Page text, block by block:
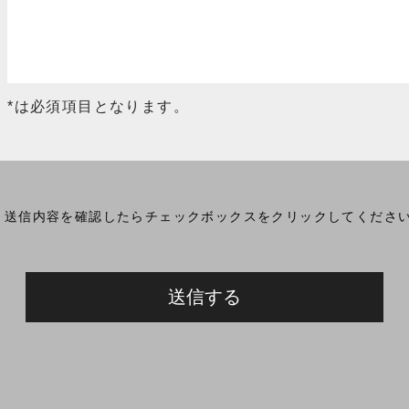
*は必須項目となります。
送信内容を確認したらチェックボックスをクリックしてくださ